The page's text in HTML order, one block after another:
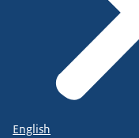
English